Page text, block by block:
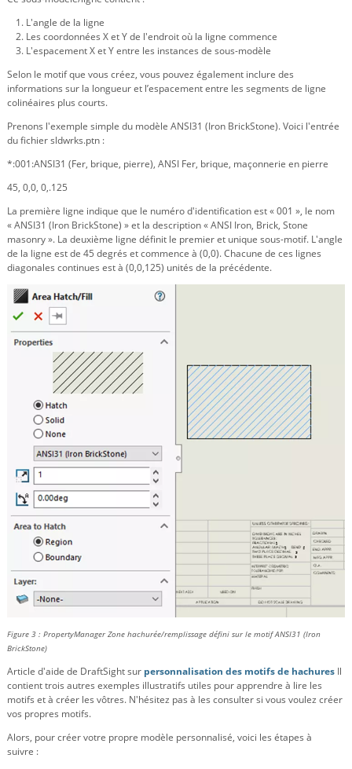
L'angle de la ligne
Les coordonnées X et Y de l'endroit où la ligne commence
L'espacement X et Y entre les instances de sous-modèle
Selon le motif que vous créez, vous pouvez également inclure des
informations sur la longueur et l’espacement entre les segments de ligne
colinéaires plus courts.
Prenons l'exemple simple du modèle ANSI31 (Iron BrickStone). Voici l'entrée
du fichier sldwrks.ptn :
*:001:ANSI31 (Fer, brique, pierre), ANSI Fer, brique, maçonnerie en pierre
45, 0,0, 0,.125
La première ligne indique que le numéro d'identification est « 001 », le nom
« ANSI31 (Iron BrickStone) » et la description « ANSI Iron, Brick, Stone
masonry ». La deuxième ligne définit le premier et unique sous-motif. L'angle
de la ligne est de 45 degrés et commence à (0,0). Chacune de ces lignes
diagonales continues est à (0,0,125) unités de la précédente.
Figure 3 : PropertyManager Zone hachurée/remplissage défini sur le motif ANSI31 (Iron
BrickStone)
Article d'aide de DraftSight sur personnalisation des motifs de hachures Il
contient trois autres exemples illustratifs utiles pour apprendre à lire les
motifs et à créer les vôtres. N'hésitez pas à les consulter si vous voulez créer
vos propres motifs.
Alors, pour créer votre propre modèle personnalisé, voici les étapes à
suivre :